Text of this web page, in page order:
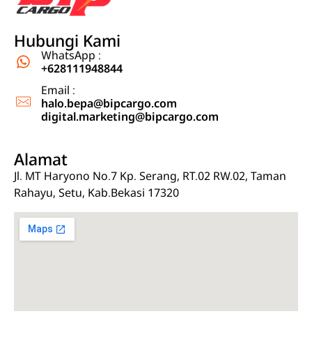
Ekspedisi Jakarta Kalimantan, Ekspedisi Jakarta Sulawesi
Ekspedisi cargo jasa pengiriman barang dari Jakarta, Jabodetabek ke Kalimantan dan Sulawesi
Hubungi Kami
WhatsApp :
+628111948844
Email :
halo.bepa@bipcargo.com
digital.marketing@bipcargo.com
Alamat
Jl. MT Haryono No.7 Kp. Serang, RT.02 RW.02, Taman
Rahayu, Setu, Kab.Bekasi 17320